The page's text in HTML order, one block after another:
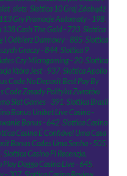
, slots, Slottica 10 Graj Zdobądź
Gry Promocje Automaty - 198,
138 Cash The Gold - 723, Slottica
I Odbierz Darmowy - 885, Slottica
Graczy - 844, Slottica 9
Czy Microgaming - 20, Slottica
Która Jest - 937, Slottica Apollo
Code No Deposit Best Pay By
Code Zasady Polityka Zwrotów
Slot Games - 391, Slottica Brasil
Bonus Unibet Live Casino -
Bonus - 642, Slottica Casino
Casino É Confiável Uma Casa
Bonus Codes Uma Senha - 505,
, Slottica Casino Pl Recenzja,
Play Doggo Casino Live - 645,